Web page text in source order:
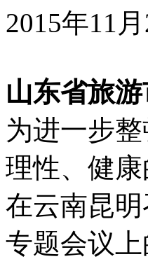
2015年11月
山东省旅
为进一步
理性、健
在云南昆
专题会议